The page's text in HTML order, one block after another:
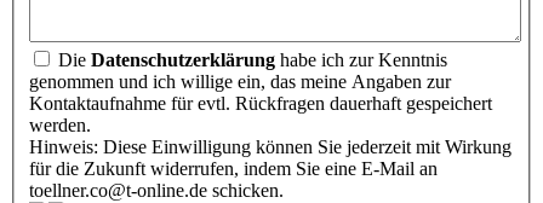
Die Datenschutzerklärung habe ich zur Kenntnis
genommen und ich willige ein, das meine Angaben zur
Kontaktaufnahme für evtl. Rückfragen dauerhaft gespeichert
werden.
Hinweis: Diese Einwilligung können Sie jederzeit mit Wirkung
für die Zukunft widerrufen, indem Sie eine E-Mail an
toellner.co@t-online.de schicken.